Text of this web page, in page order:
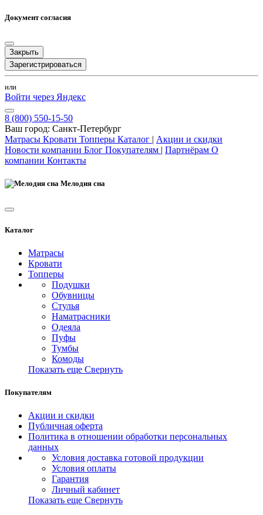
Документ согласия
Закрыть
Зарегистрироваться
или
Войти через Яндекс
8 (800) 550-15-50
Ваш город: Санкт-Петербург
Матрасы Кровати Топперы Каталог | Акции и скидки
Новости компании Блог Покупателям | Партнёрам О
компании Контакты
Мелодия сна
Каталог
Матрасы
Кровати
Топперы
Подушки
Обувницы
Стулья
Наматрасники
Одеяла
Пуфы
Тумбы
Комоды
Показать еще Свернуть
Покупателям
Акции и скидки
Публичная оферта
Политика в отношении обработки персональных
данных
Условия доставка готовой продукции
Условия оплаты
Гарантия
Личный кабинет
Показать еще Свернуть